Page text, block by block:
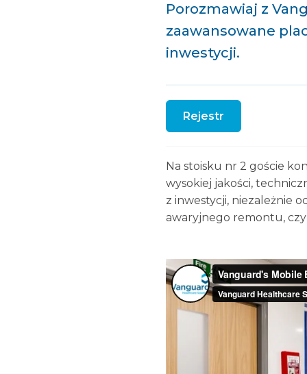
Porozmawiaj z
zaawansowane
inwestycji.
Rejestr
Na stoisku nr 2 goście
wysokiej jakości,
z inwestycji, niezależnie
awaryjnego remontu,